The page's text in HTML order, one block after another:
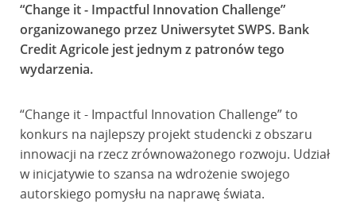
“Change it - Impactful Innovation Challenge”
organizowanego przez Uniwersytet SWPS. Bank
Credit Agricole jest jednym z patronów tego
wydarzenia.
“Change it - Impactful Innovation Challenge” to
konkurs na najlepszy projekt studencki z obszaru
innowacji na rzecz zrównoważonego rozwoju. Udział
w inicjatywie to szansa na wdrożenie swojego
autorskiego pomysłu na naprawę świata.